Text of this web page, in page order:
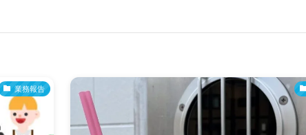
業務報告